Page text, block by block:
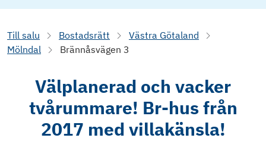
Till salu Bostadsrätt
Västra Götaland
Mölndal
Brännåsvägen 3
Välplanerad och vacker
tvårummare! Br-hus från
2017 med villakänsla!